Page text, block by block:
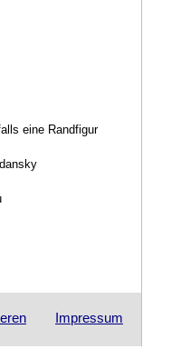
eine Randfigur
Impressum